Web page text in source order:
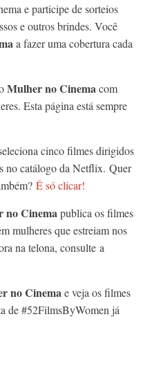
e participe de sorteios
e outros brindes. Você
a fazer uma cobertura cada
Mulher no Cinema com
Esta página está sempre
cinco filmes dirigidos
no catálogo da Netflix. Quer
É só clicar!
no Cinema publica os filmes
mulheres que estreiam nos
na telona, consulte a
no Cinema e veja os filmes
de #52FilmsByWomen já